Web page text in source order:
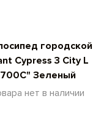
городской
Cypress 3 City L
700C" Зеленый
нет в наличии